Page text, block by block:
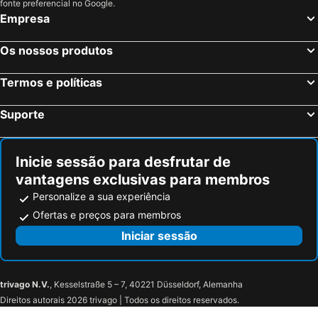
Apartment Opera-Stephansdom
fonte preferencial no Google.
Empresa
Os nossos produtos
Termos e políticas
Suporte
Inicie sessão para desfrutar de
vantagens exclusivas para membros
Personalize a sua experiência
Ofertas e preços para membros
Iniciar sessão
trivago N.V., Kesselstraße 5 – 7, 40221 Düsseldorf, Alemanha
Direitos autorais 2026 trivago | Todos os direitos reservados.